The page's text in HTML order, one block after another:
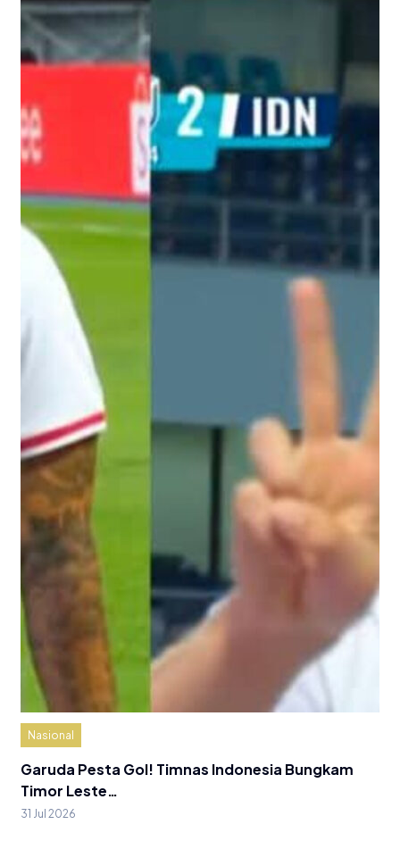
Nasional
Garuda Pesta Gol! Timnas Indonesia Bungkam
Timor Leste…
31 Jul 2026